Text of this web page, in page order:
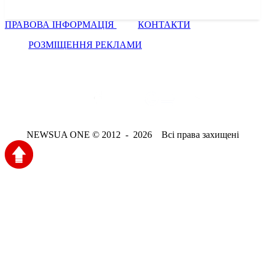
ПРАВОВА ІНФОРМАЦІЯ
КОНТАКТИ
РОЗМІЩЕННЯ РЕКЛАМИ
NEWSUA ONE © 2012 - 2026 Всі права захищені